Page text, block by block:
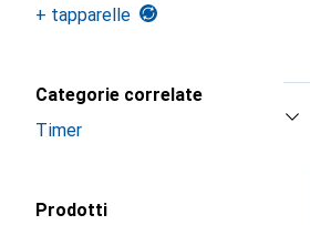
+ tapparelle
Categorie correlate
Timer
Prodotti